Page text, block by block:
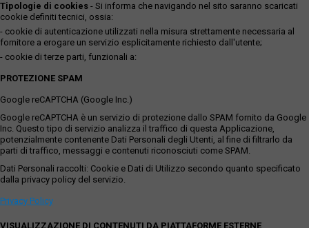
Tipologie di cookies - Si informa che navigando nel sito saranno scaricati
cookie definiti tecnici, ossia:
- cookie di autenticazione utilizzati nella misura strettamente necessaria al
fornitore a erogare un servizio esplicitamente richiesto dall'utente;
- cookie di terze parti, funzionali a:
PROTEZIONE SPAM
Google reCAPTCHA (Google Inc.)
Google reCAPTCHA è un servizio di protezione dallo SPAM fornito da Google
Inc. Questo tipo di servizio analizza il traffico di questa Applicazione,
potenzialmente contenente Dati Personali degli Utenti, al fine di filtrarlo da
parti di traffico, messaggi e contenuti riconosciuti come SPAM.
Dati Personali raccolti: Cookie e Dati di Utilizzo secondo quanto specificato
dalla privacy policy del servizio.
Privacy Policy
VISUALIZZAZIONE DI CONTENUTI DA PIATTAFORME ESTERNE